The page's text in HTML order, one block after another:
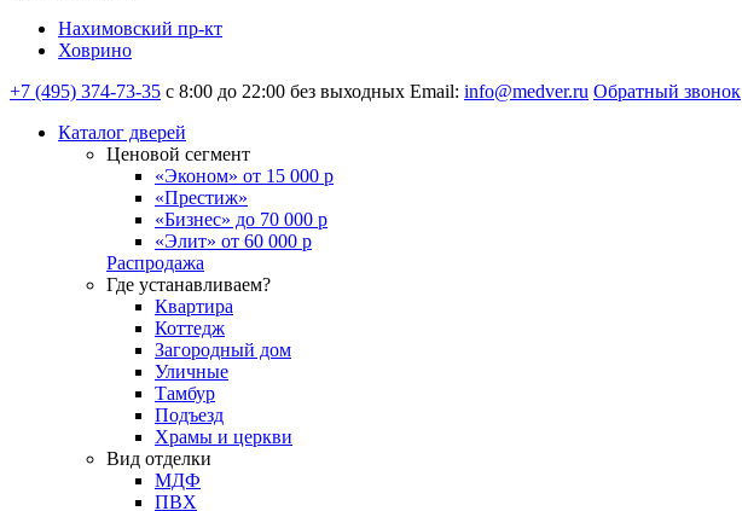
Нахимовский пр-кт
Ховрино
+7 (495) 374-73-35 с 8:00 до 22:00 без выходных Email: info@medver.ru Обратный звонок
Каталог дверей
Ценовой сегмент
«Эконом» от 15 000 р
«Престиж»
«Бизнес» до 70 000 р
«Элит» от 60 000 р
Распродажа
Где устанавливаем?
Квартира
Коттедж
Загородный дом
Уличные
Тамбур
Подъезд
Храмы и церкви
Вид отделки
МДФ
ПВХ